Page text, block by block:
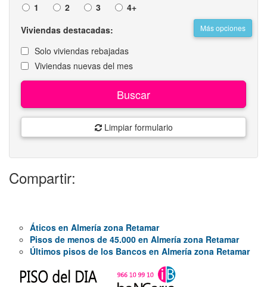
1
2 3 4+
Más opciones
Viviendas destacadas:
Solo viviendas rebajadas
Viviendas nuevas del mes
Buscar
Limpiar formulario
Compartir:
Áticos en Almería zona Retamar
Pisos de menos de 45.000 en Almería zona Retamar
Últimos pisos de los Bancos en Almería zona Retamar